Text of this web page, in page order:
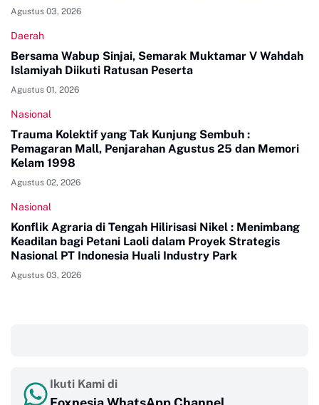
Agustus 03, 2026
Daerah
Bersama Wabup Sinjai, Semarak Muktamar V Wahdah
Islamiyah Diikuti Ratusan Peserta
Agustus 01, 2026
Nasional
Trauma Kolektif yang Tak Kunjung Sembuh :
Pemagaran Mall, Penjarahan Agustus 25 dan Memori
Kelam 1998
Agustus 02, 2026
Nasional
Konflik Agraria di Tengah Hilirisasi Nikel : Menimbang
Keadilan bagi Petani Laoli dalam Proyek Strategis
Nasional PT Indonesia Huali Industry Park
Agustus 03, 2026
Ikuti Kami di